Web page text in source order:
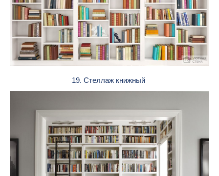
19. Стеллаж книжный